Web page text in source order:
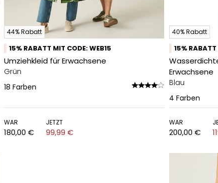
44% Rabatt
15% RABATT MIT CODE: WEB15
Umziehkleid für Erwachsene
Grün
18 Farben
WAR
180,00 €
JETZT
99,99 €
40% Rabatt
15% RABATT
Erwachsene
Blau
4 Farben
WAR
200,00 €